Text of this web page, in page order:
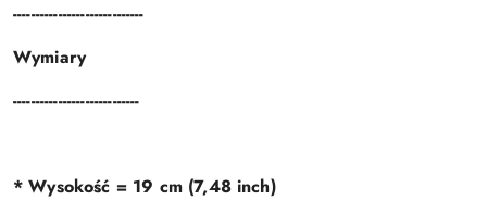
-----------------------------
Wymiary
----------------------------
* Wysokość = 19 cm (7,48 inch)